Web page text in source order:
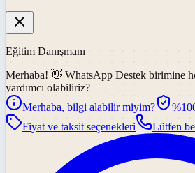
Eğitim Danışmanı
Merhaba! 👋 WhatsApp Destek birimine
yardımcı olabiliriz?
Merhaba, bilgi alabilir miyim?
Fiyat ve taksit seçenekleri
Lütfen